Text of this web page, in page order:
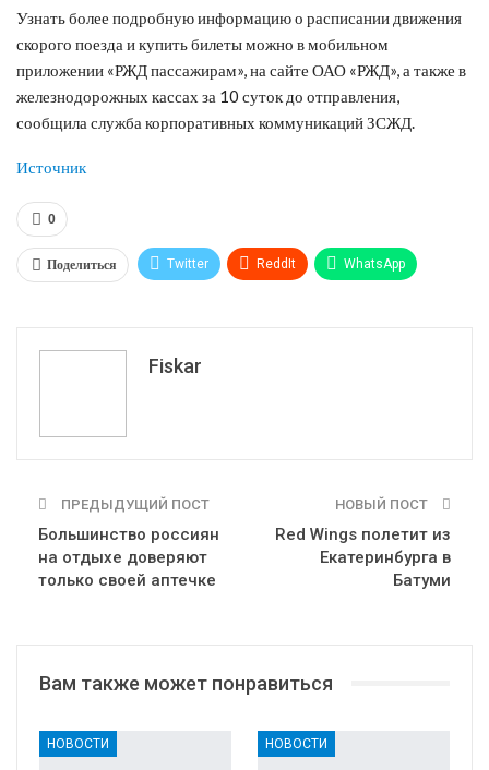
Узнать более подробную информацию о расписании движения
скорого поезда и купить билеты можно в мобильном
приложении «РЖД пассажирам», на сайте ОАО «РЖД», а также в
железнодорожных кассах за 10 суток до отправления,
сообщила служба корпоративных коммуникаций ЗСЖД.
Источник
0
Поделиться Twitter ReddIt WhatsApp
Telegram
Fiskar
ПРЕДЫДУЩИЙ ПОСТ
Большинство россиян
на отдыхе доверяют
только своей аптечке
НОВЫЙ ПОСТ
Red Wings полетит из
Екатеринбурга в
Батуми
Вам также может понравиться
НОВОСТИ НОВОСТИ